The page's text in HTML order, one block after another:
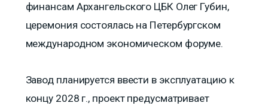
финансам Архангельского ЦБК Олег Губин,
церемония состоялась на Петербургском
международном экономическом форуме.
Завод планируется ввести в эксплуатацию к
концу 2028 г., проект предусматривает